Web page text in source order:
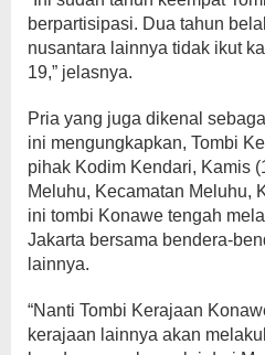
berpartisipasi. Dua tahun
nusantara lainnya tidak ikut
19,” jelasnya.
Pria yang juga dikenal
ini mengungkapkan, Tombi
pihak Kodim Kendari, Kamis
Meluhu, Kecamatan Meluhu,
ini tombi Konawe tengah
Jakarta bersama bendera-
lainnya.
“Nanti Tombi Kerajaan
kerajaan lainnya akan